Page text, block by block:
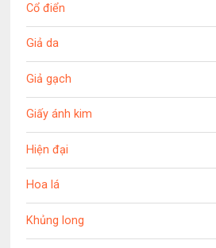
Cổ điển
Giả da
Giả gạch
Giấy ánh kim
Hiện đại
Hoa lá
Khủng long